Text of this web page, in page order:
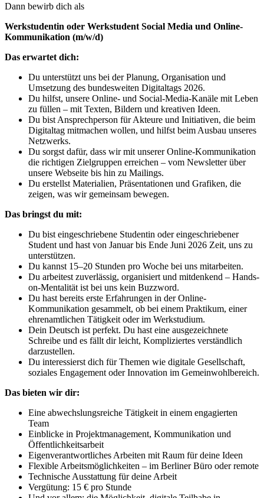
Dann bewirb dich als
Werkstudentin oder Werkstudent Social Media und Online-
Kommunikation (m/w/d)
Das erwartet dich:
Du unterstützt uns bei der Planung, Organisation und
Umsetzung des bundesweiten Digitaltags 2026.
Du hilfst, unsere Online- und Social-Media-Kanäle mit Leben
zu füllen – mit Texten, Bildern und kreativen Ideen.
Du bist Ansprechperson für Akteure und Initiativen, die beim
Digitaltag mitmachen wollen, und hilfst beim Ausbau unseres
Netzwerks.
Du sorgst dafür, dass wir mit unserer Online-Kommunikation
die richtigen Zielgruppen erreichen – vom Newsletter über
unsere Webseite bis hin zu Mailings.
Du erstellst Materialien, Präsentationen und Grafiken, die
zeigen, was wir gemeinsam bewegen.
Das bringst du mit:
Du bist eingeschriebene Studentin oder eingeschriebener
Student und hast von Januar bis Ende Juni 2026 Zeit, uns zu
unterstützen.
Du kannst 15–20 Stunden pro Woche bei uns mitarbeiten.
Du arbeitest zuverlässig, organisiert und mitdenkend – Hands-
on-Mentalität ist bei uns kein Buzzword.
Du hast bereits erste Erfahrungen in der Online-
Kommunikation gesammelt, ob bei einem Praktikum, einer
ehrenamtlichen Tätigkeit oder im Werkstudium.
Dein Deutsch ist perfekt. Du hast eine ausgezeichnete
Schreibe und es fällt dir leicht, Kompliziertes verständlich
darzustellen.
Du interessierst dich für Themen wie digitale Gesellschaft,
soziales Engagement oder Innovation im Gemeinwohlbereich.
Das bieten wir dir:
Eine abwechslungsreiche Tätigkeit in einem engagierten
Team
Einblicke in Projektmanagement, Kommunikation und
Öffentlichkeitsarbeit
Eigenverantwortliches Arbeiten mit Raum für deine Ideen
Flexible Arbeitsmöglichkeiten – im Berliner Büro oder remote
Technische Ausstattung für deine Arbeit
Vergütung: 15 € pro Stunde